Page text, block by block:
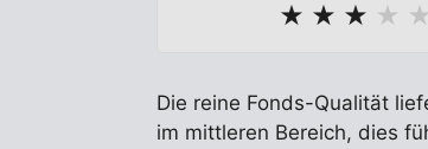
★ ★ ★ ★ ★
Die reine Fonds-Qualität
im mittleren Bereich, dies